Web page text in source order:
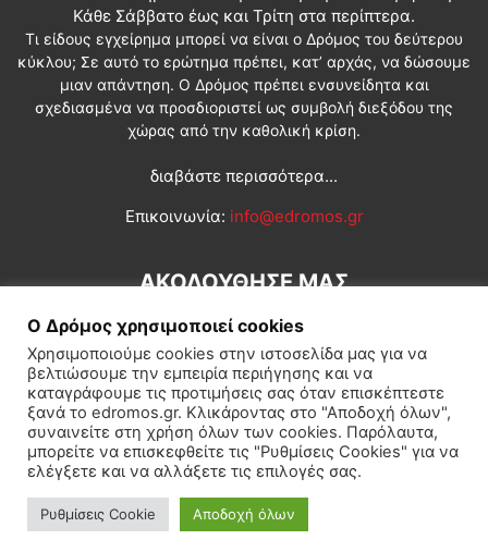
Κάθε Σάββατο έως και Τρίτη στα περίπτερα.
Τι είδους εγχείρημα μπορεί να είναι ο Δρόμος του δεύτερου
κύκλου; Σε αυτό το ερώτημα πρέπει, κατ’ αρχάς, να δώσουμε
μιαν απάντηση. Ο Δρόμος πρέπει ενσυνείδητα και
σχεδιασμένα να προσδιοριστεί ως συμβολή διεξόδου της
χώρας από την καθολική κρίση.
διαβάστε περισσότερα...
Επικοινωνία: info@edromos.gr
ΑΚΟΛΟΥΘΗΣΕ ΜΑΣ
Εγγραφή συνδρομητή Πολιτική Διεθνή Κοινωνία
Πολιτισμός Αφιερώματα
© Δρόμος της Αριστεράς
Ο Δρόμος χρησιμοποιεί cookies
Χρησιμοποιούμε cookies στην ιστοσελίδα μας για να
βελτιώσουμε την εμπειρία περιήγησης και να
καταγράφουμε τις προτιμήσεις σας όταν επισκέπτεστε
ξανά το edromos.gr. Κλικάροντας στο "Αποδοχή όλων",
συναινείτε στη χρήση όλων των cookies. Παρόλαυτα,
μπορείτε να επισκεφθείτε τις "Ρυθμίσεις Cookies" για να
ελέγξετε και να αλλάξετε τις επιλογές σας.
Ρυθμίσεις Cookie Αποδοχή όλων